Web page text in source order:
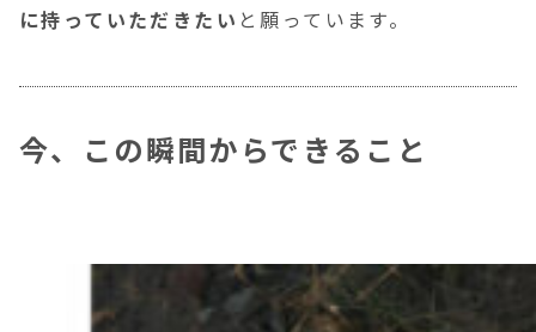
に持っていただきたい と願っています。
今、この瞬間からできること